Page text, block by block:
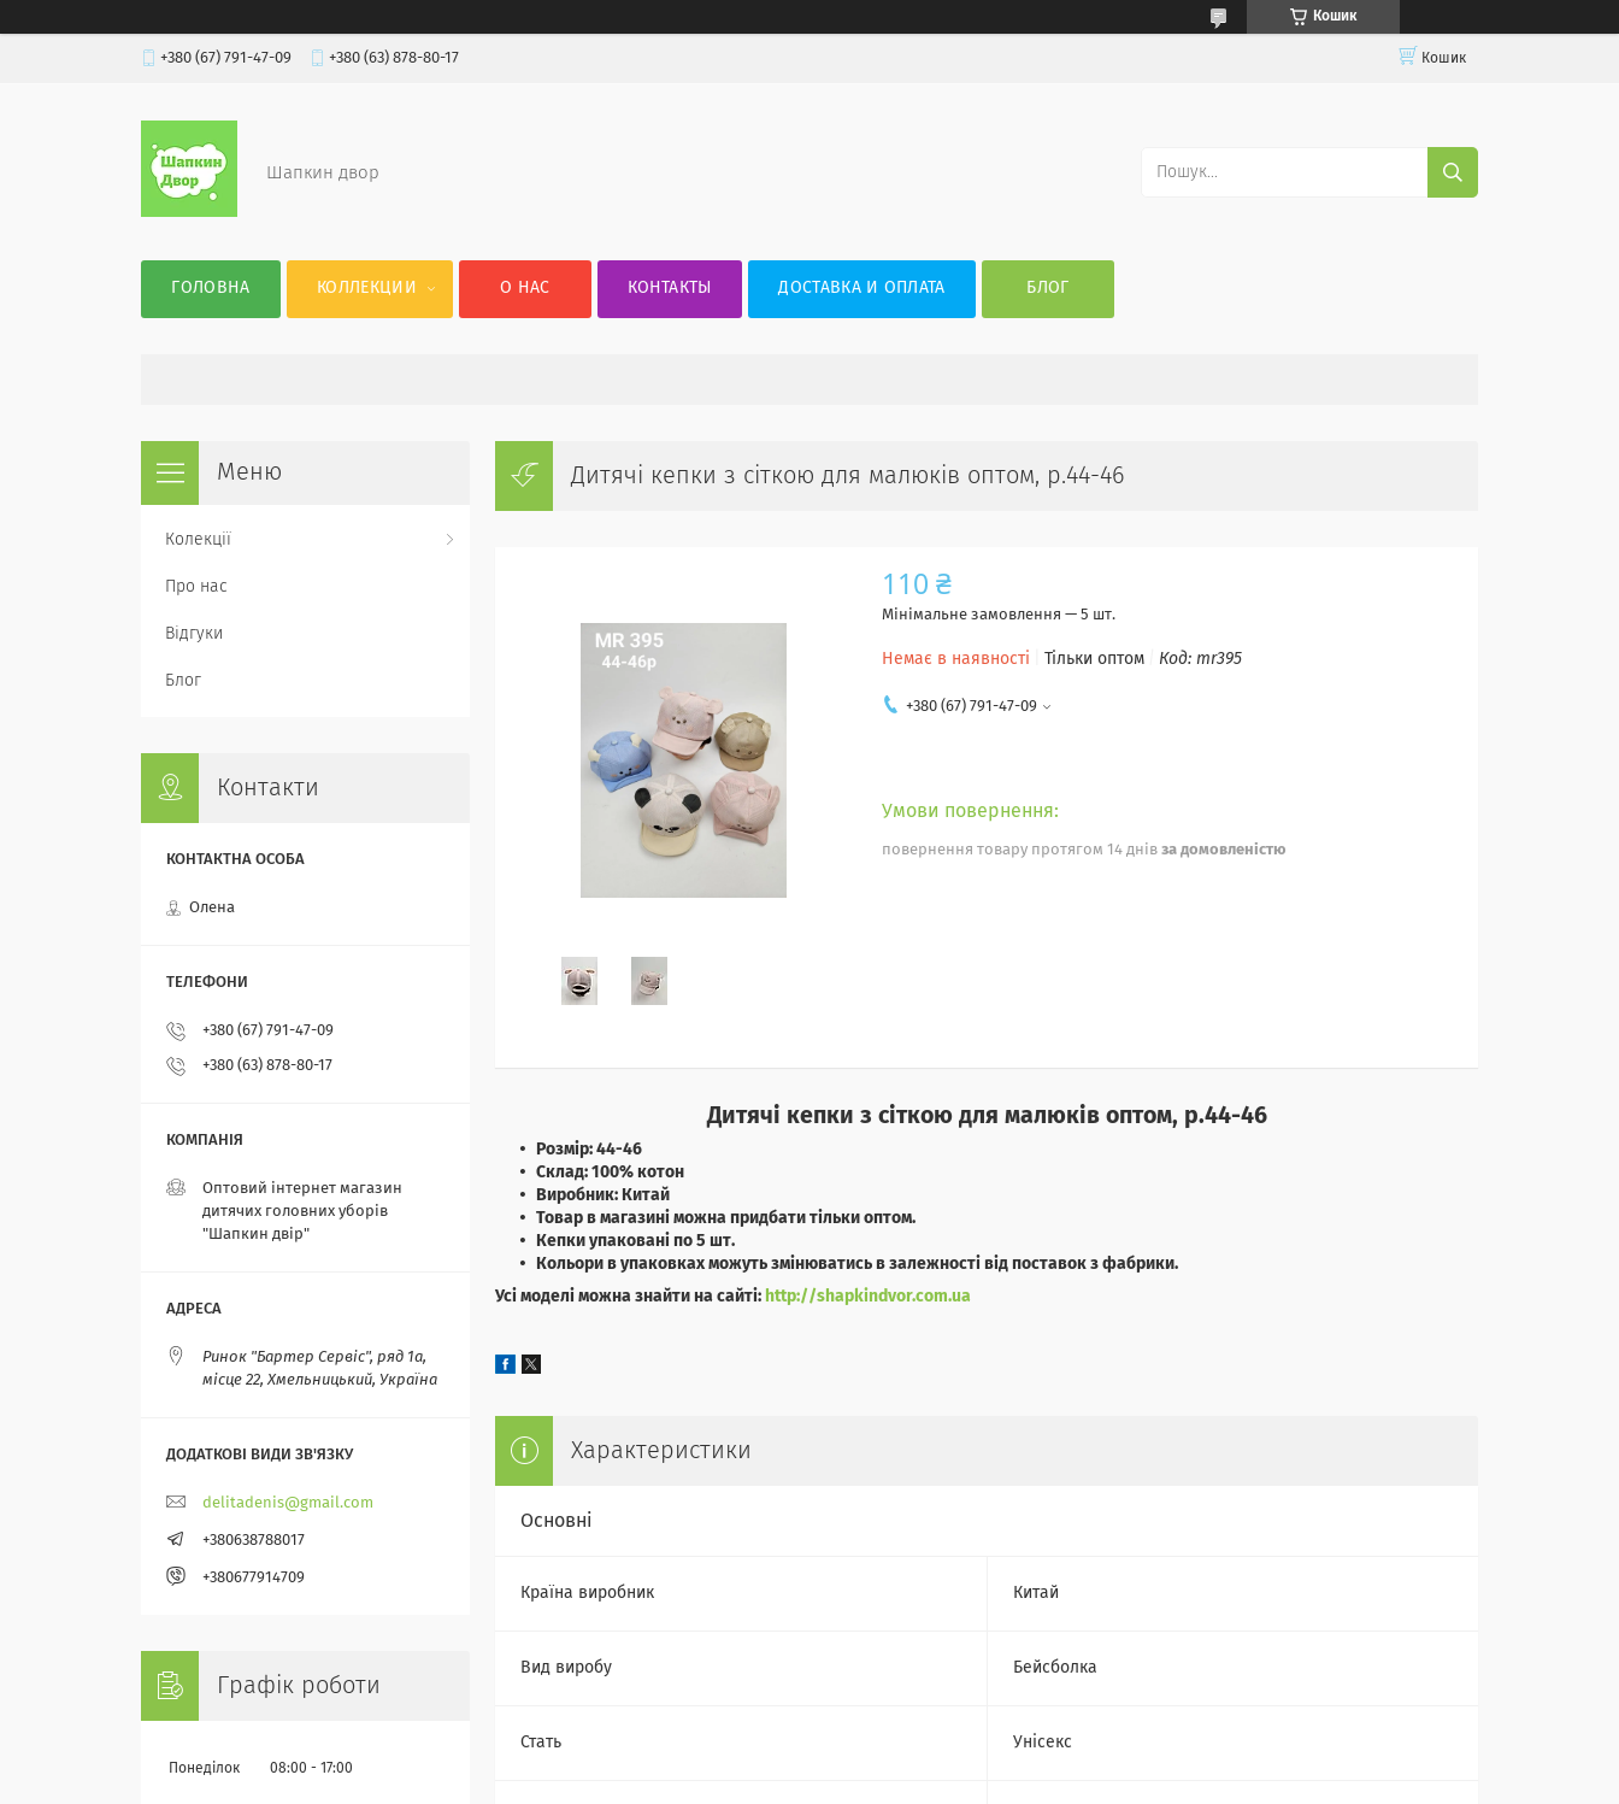
Кошик
+380 (67) 791-47-09 +380 (63) 878-80-17 Кошик
Шапкин двор
ГОЛОВНА КОЛЛЕКЦИИ О НАС КОНТАКТЫ ДОСТАВКА И ОПЛАТА БЛОГ
Дитячі кепки з сіткою для малюків оптом, р.44-46
110 ₴
Мінімальне замовлення — 5 шт.
Немає в наявності Тільки оптом Код: mr395
+380 (67) 791-47-09
повернення товару протягом 14 днів за домовленістю
Дитячі кепки з сіткою для малюків оптом, р.44-46
Розмір: 44-46
Склад: 100% котон
Виробник: Китай
Товар в магазині можна придбати тільки оптом.
Кепки упаковані по 5 шт.
Кольори в упаковках можуть змінюватись в залежності від поставок з фабрики.
Усі моделі можна знайти на сайті: http://shapkindvor.com.ua
Характеристики
Основні
Країна виробник Китай
Вид виробу Бейсболка
Стать Унісекс
Колекції
Про нас
Відгуки
Блог
Контакти
Олена
+380 (67) 791-47-09
+380 (63) 878-80-17
Оптовий інтернет магазин
дитячих головних уборів
"Шапкин двір"
Ринок "Бартер Сервіс", ряд 1а,
місце 22, Хмельницький, Україна
delitadenis@gmail.com
+380638788017
+380677914709
Графік роботи
Понеділок 08:00 17:00